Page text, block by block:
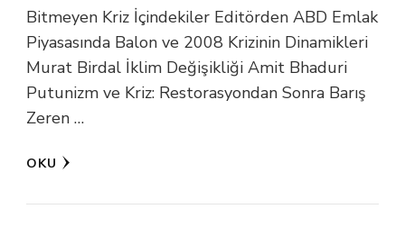
Bitmeyen Kriz İçindekiler Editörden ABD Emlak
Piyasasında Balon ve 2008 Krizinin Dinamikleri
Murat Birdal İklim Değişikliği Amit Bhaduri
Putunizm ve Kriz: Restorasyondan Sonra Barış
Zeren …
OKU